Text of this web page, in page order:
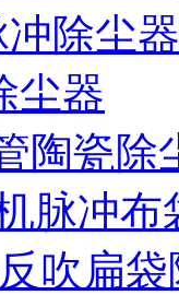
除尘器
尘器
陶瓷除
脉冲布
吹扁袋